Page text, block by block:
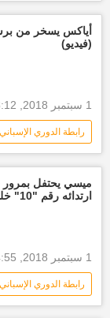
الأخبار
أخبار نادي ريال مدريد
أياكس يسخر من
(فيديو)
1 سبتمبر 2018, 18:12 GMT
رابطة الدوري الإسباني
الأخبار
ميسي يحتفل
ارتدائه رقم "10" خلفا لرونالدينيو
1 سبتمبر 2018, 14:55 GMT
رابطة الدوري الإسباني
رياضة